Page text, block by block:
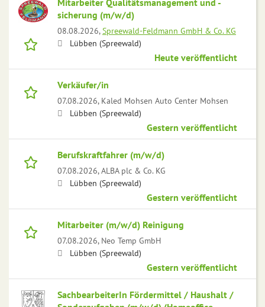
Mitarbeiter Qualitätsmanagement und -
sicherung (m/w/d)
08.08.2026,Spreewald-Feldmann GmbH & Co. KG
Lübben (Spreewald)
Heute veröffentlicht
Verkäufer/in
07.08.2026, Kaled Mohsen Auto Center Mohsen
Lübben (Spreewald)
Gestern veröffentlicht
Berufskraftfahrer (m/w/d)
07.08.2026,ALBA plc & Co. KG
Lübben (Spreewald)
Gestern veröffentlicht
Mitarbeiter (m/w/d) Reinigung
07.08.2026, Neo Temp GmbH
Lübben (Spreewald)
Gestern veröffentlicht
SachbearbeiterIn Fördermittel / Haushalt /